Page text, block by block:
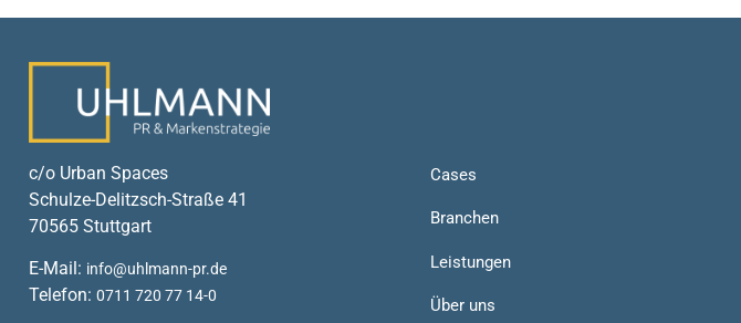
c/o Urban Spaces
Schulze-Delitzsch-Straße 41
70565 Stuttgart
E-Mail: info@uhlmann-pr.de
Telefon: 0711 720 77 14-0
Cases
Branchen
Leistungen
Über uns